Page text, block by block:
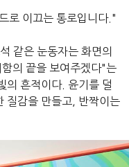
로 이끄는 통로입니다."
같은 눈동자는 화면의
의 끝을 보여주겠다"는
의 흔적이다. 윤기를 덜
질감을 만들고, 반짝이는